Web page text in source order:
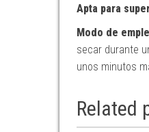
Apta para
Modo de
secar durante
unos minutos
Related